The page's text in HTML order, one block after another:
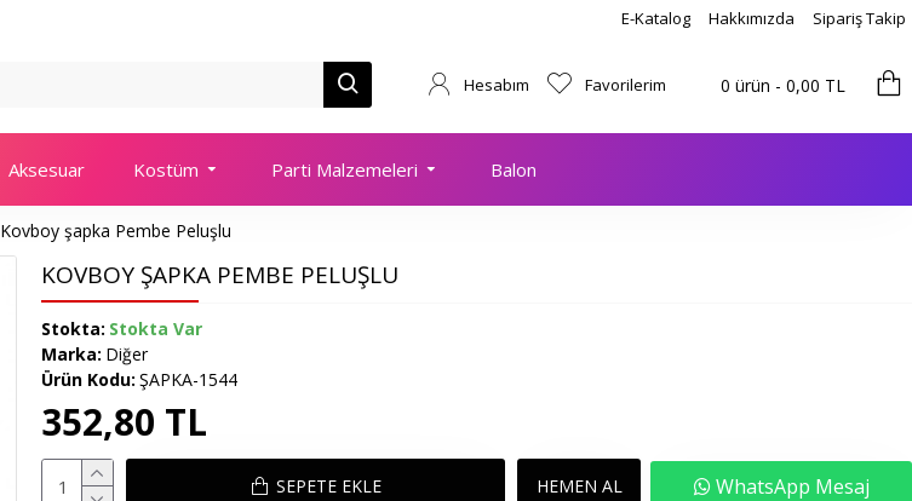
E-Katalog Hakkımızda Sipariş Takip
Hesabım Favorilerim 0 ürün - 0,00 TL
Aksesuar Kostüm Parti Malzemeleri Balon
Kovboy şapka Pembe Peluşlu
KOVBOY ŞAPKA PEMBE PELUŞLU
352,80 TL
Stokta: Stokta Var
Marka: Diğer
Ürün Kodu: ŞAPKA-1544
SEPETE EKLE HEMEN AL WhatsApp Mesaj